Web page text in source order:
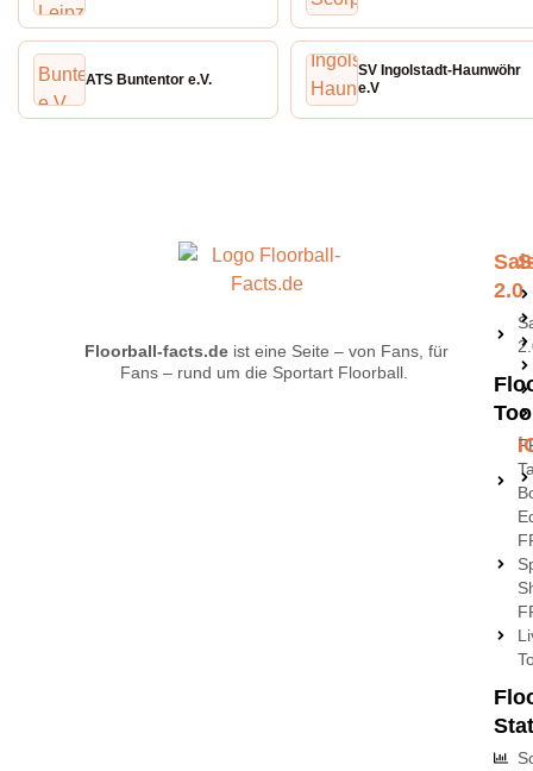
ATS Buntentor e.V.
SV Ingolstadt-Haunwöhr
e.V
Floorball-facts.de ist eine Seite – von Fans, für
Fans – rund um die Sportart Floorball.
2.0